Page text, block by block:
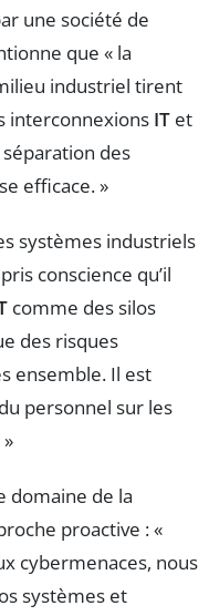
une société de
que « la
industriel tirent
interconnexions IT et
des
efficace. »
systèmes industriels
conscience qu’il
comme des silos
des risques
ensemble. Il est
personnel sur les
domaine de la
proactive : «
cybermenaces, nous
systèmes et